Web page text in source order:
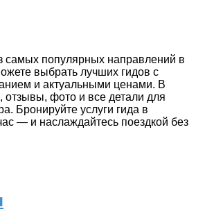
популярных направлений в
выбрать лучших гидов с
и актуальными ценами. В
отзывы, фото и все детали для
Бронируйте услуги гида в
— и наслаждайтесь поездкой без